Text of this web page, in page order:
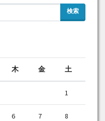
検索
木 金 土
1
6 7 8